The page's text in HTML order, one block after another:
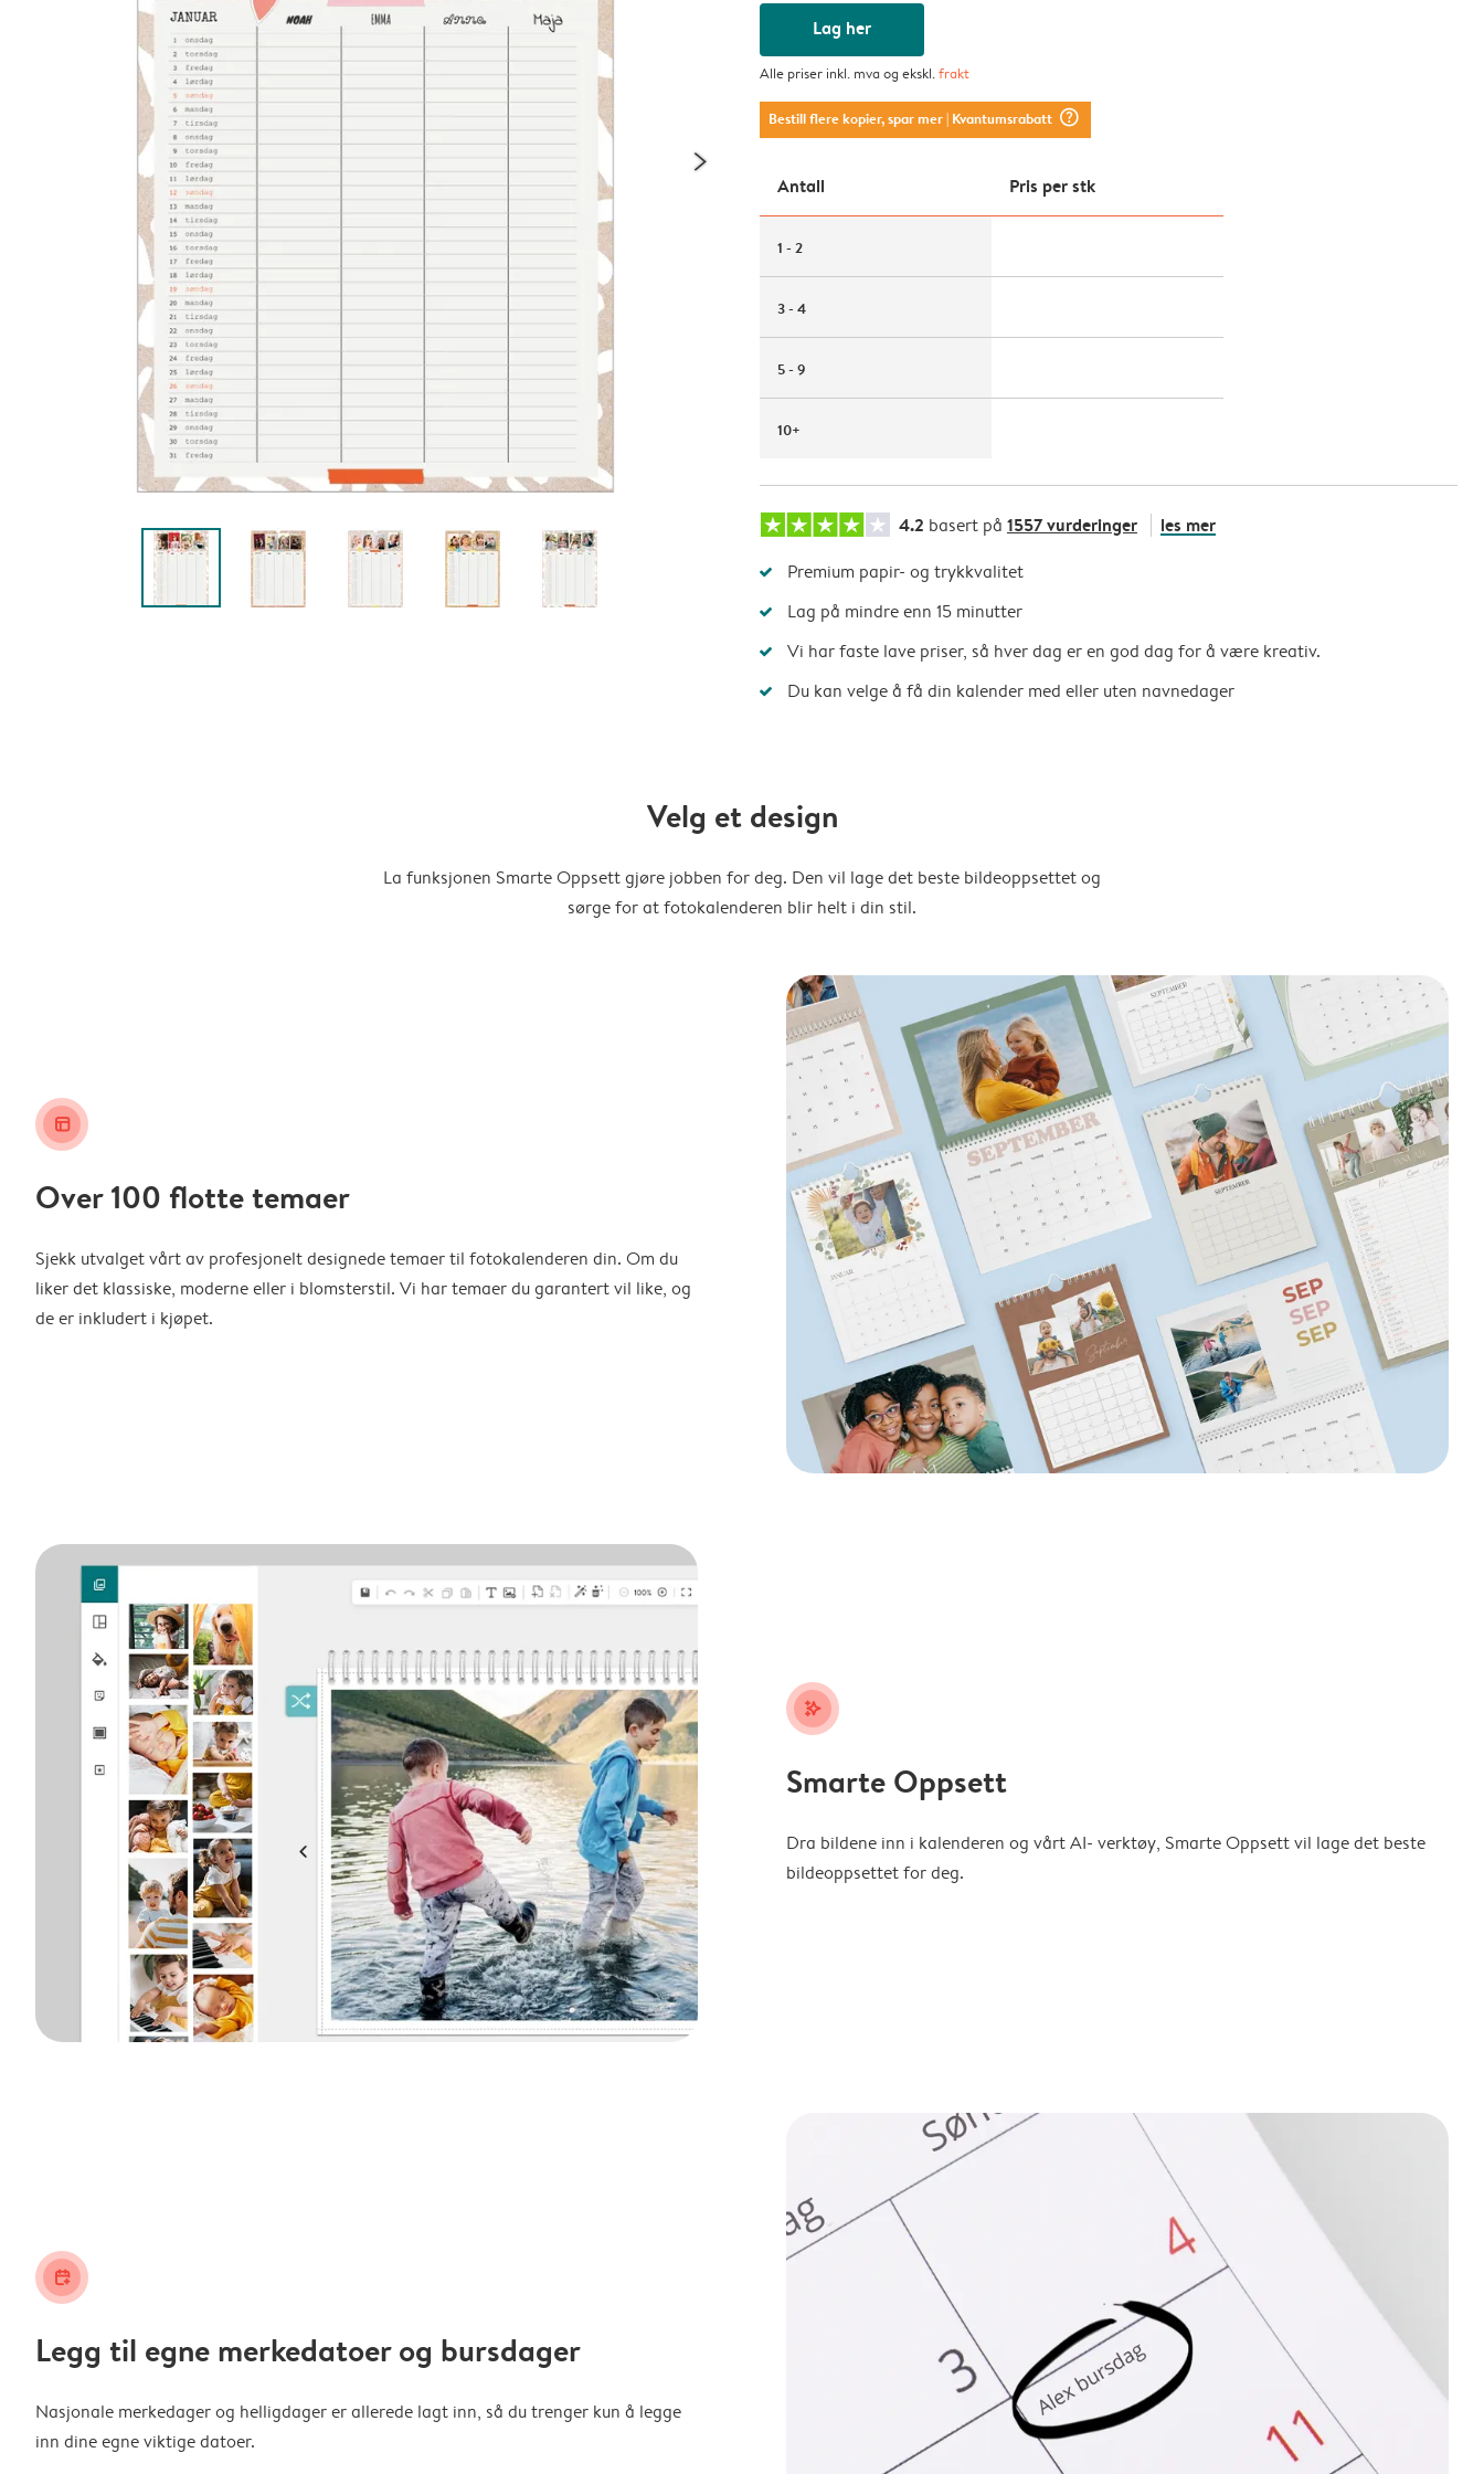
Lag her
Alle priser inkl. mva og ekskl.frakt
Bestill flere kopier, spar mer| Kvantumsrabatt question_mark_circle
Antall Pris per stk
1 - 2
3 - 4
5 - 9
10+
4.2 basert på 1557 vurderinger les mer
Premium papir- og trykkvalitet
Lag på mindre enn 15 minutter
Vi har faste lave priser, så hver dag er en god dag for å være kreativ.
Du kan velge å få din kalender med eller uten navnedager
Velg et design
La funksjonen Smarte Oppsett gjøre jobben for deg. Den vil lage det beste bildeoppsettet og
sørge for at fotokalenderen blir helt i din stil.
layout_alt
Over 100 flotte temaer
Sjekk utvalget vårt av profesjonelt designede temaer til fotokalenderen din. Om du
liker det klassiske, moderne eller i blomsterstil. Vi har temaer du garantert vil like, og
de er inkludert i kjøpet.
stars_plus
Smarte Oppsett
Dra bildene inn i kalenderen og vårt AI- verktøy, Smarte Oppsett vil lage det beste
bildeoppsettet for deg.
calendar_plus
Legg til egne merkedatoer og bursdager
Nasjonale merkedager og helligdager er allerede lagt inn, så du trenger kun å legge
inn dine egne viktige datoer.